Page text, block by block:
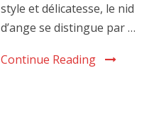
style et délicatesse, le nid
d’ange se distingue par …
Continue Reading